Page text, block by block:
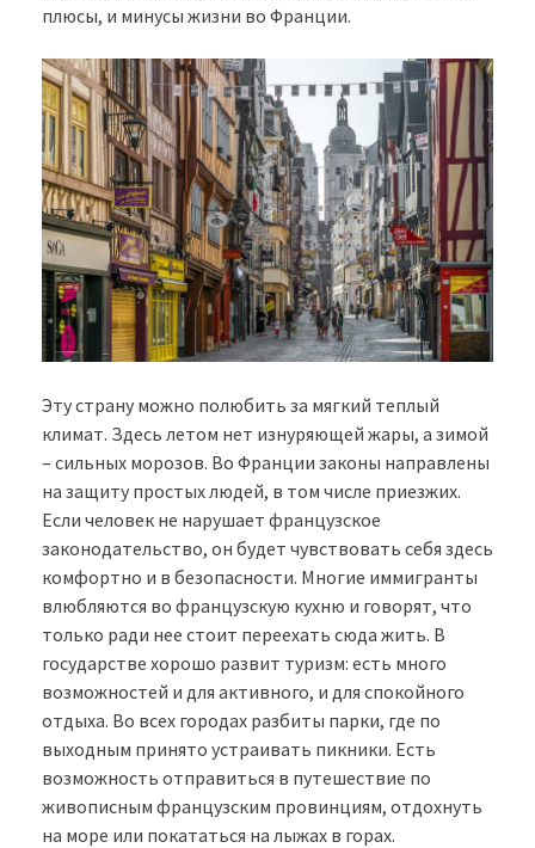
плюсы, и минусы жизни во Франции.
Эту страну можно полюбить за мягкий теплый
климат. Здесь летом нет изнуряющей жары, а зимой
– сильных морозов. Во Франции законы направлены
на защиту простых людей, в том числе приезжих.
Если человек не нарушает французское
законодательство, он будет чувствовать себя здесь
комфортно и в безопасности. Многие иммигранты
влюбляются во французскую кухню и говорят, что
только ради нее стоит переехать сюда жить. В
государстве хорошо развит туризм: есть много
возможностей и для активного, и для спокойного
отдыха. Во всех городах разбиты парки, где по
выходным принято устраивать пикники. Есть
возможность отправиться в путешествие по
живописным французским провинциям, отдохнуть
на море или покататься на лыжах в горах.